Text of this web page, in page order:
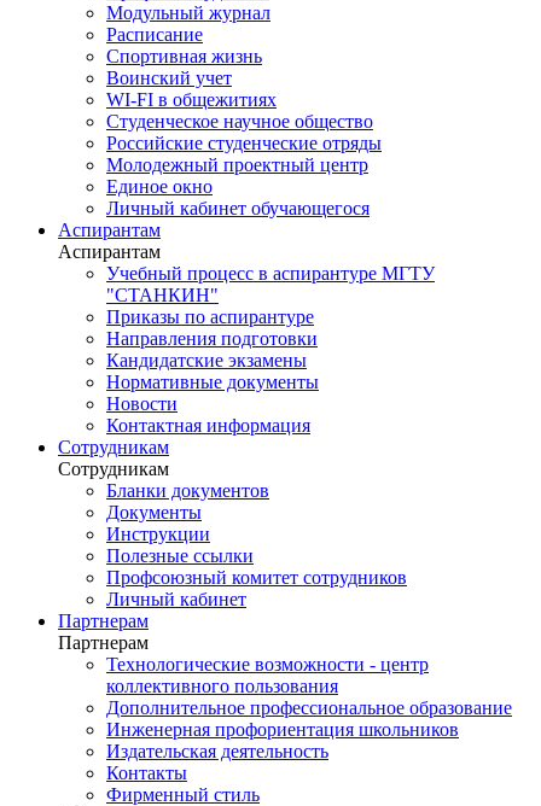
Модульный журнал
Расписание
Спортивная жизнь
Воинский учет
WI-FI в общежитиях
Студенческое научное общество
Российские студенческие отряды
Молодежный проектный центр
Единое окно
Личный кабинет обучающегося
Аспирантам
Аспирантам
Учебный процесс в аспирантуре МГТУ
"СТАНКИН"
Приказы по аспирантуре
Направления подготовки
Кандидатские экзамены
Нормативные документы
Новости
Контактная информация
Сотрудникам
Сотрудникам
Бланки документов
Документы
Инструкции
Полезные ссылки
Профсоюзный комитет сотрудников
Личный кабинет
Партнерам
Партнерам
Технологические возможности - центр
коллективного пользования
Дополнительное профессиональное образование
Инженерная профориентация школьников
Издательская деятельность
Контакты
Фирменный стиль